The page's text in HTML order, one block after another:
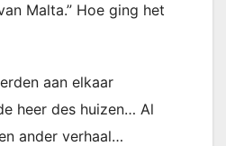
Malta.” Hoe ging het
aan elkaar
heer des huizen… Al
ander verhaal…